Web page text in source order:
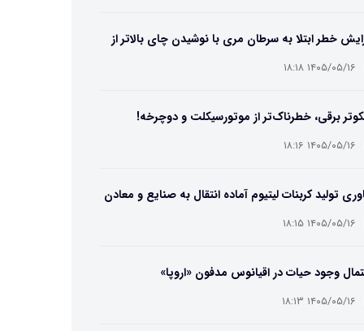
خطر ابتلا به سرطان مری با نوشیدن چای بالاتر از
درجه
۱۴۰۵/۰۵/۱۶ ۱۸:۱۸
برقی، خطرناک‌تر از موتورسیکلت و دوچرخه!
۱۴۰۵/۰۵/۱۶ ۱۸:۱۶
تولید کربنات لیتیوم آماده انتقال به صنایع و معادن
۱۴۰۵/۰۵/۱۶ ۱۸:۱۵
وجود حیات در اقیانوس مدفون «اروپا»
۱۴۰۵/۰۵/۱۶ ۱۸:۱۳